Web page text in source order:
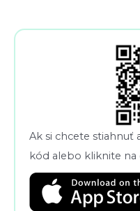
Ak si chcete stiahnuť
kód alebo kliknite na